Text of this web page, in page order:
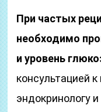
При частых
необходимо
и уровень
консультацией к
эндокринологу